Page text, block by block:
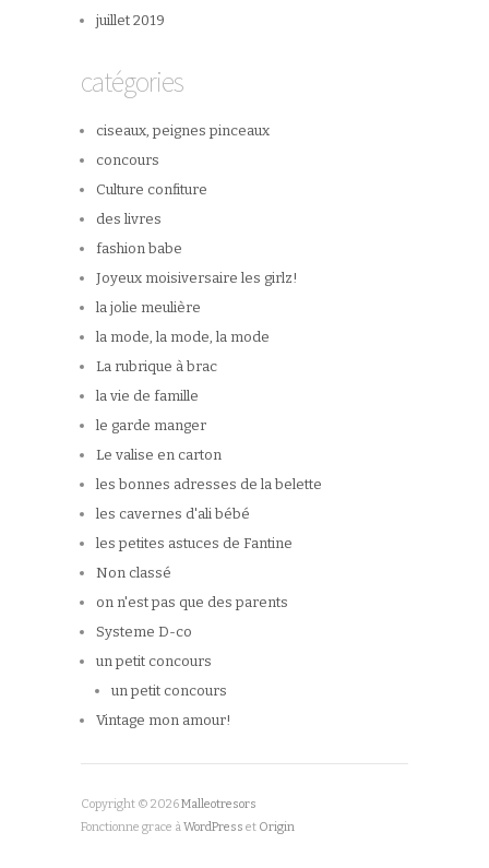
juillet 2019
catégories
ciseaux, peignes pinceaux
concours
Culture confiture
des livres
fashion babe
Joyeux moisiversaire les girlz!
la jolie meulière
la mode, la mode, la mode
La rubrique à brac
la vie de famille
le garde manger
Le valise en carton
les bonnes adresses de la belette
les cavernes d'ali bébé
les petites astuces de Fantine
Non classé
on n'est pas que des parents
Systeme D-co
un petit concours
un petit concours
Vintage mon amour!
Copyright © 2026Malleotresors
Fonctionne grace àWordPress et Origin